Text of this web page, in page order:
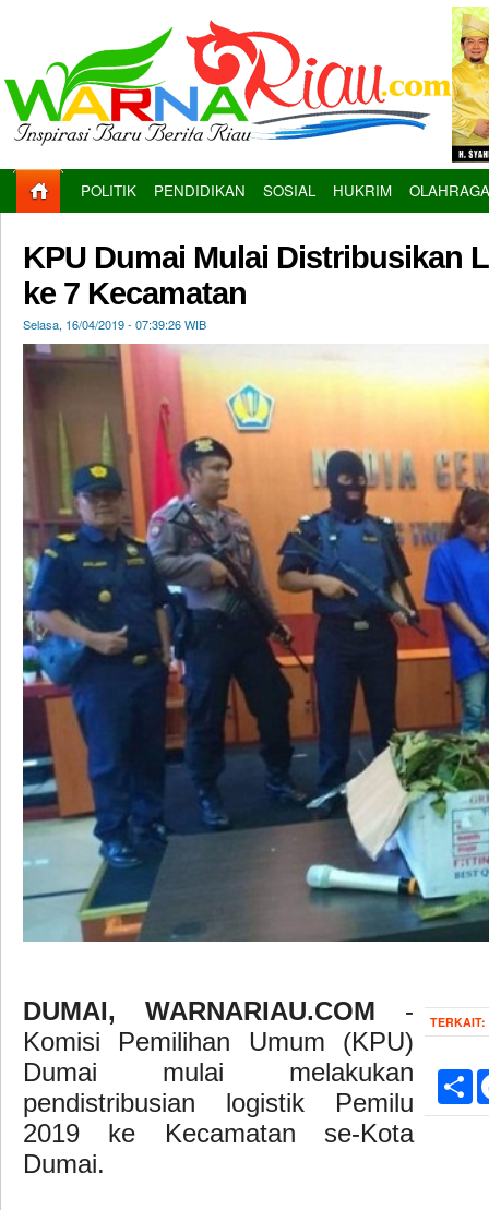
POLITIK PENDIDIKAN SOSIAL HUKRIM OLAHRAGA
KPU Dumai Mulai Distribusikan
ke 7 Kecamatan
Selasa, 16/04/2019 - 07:39:26 WIB
TERKAIT:
DUMAI, WARNARIAU.COM -
Komisi Pemilihan Umum (KPU)
Dumai mulai melakukan
pendistribusian logistik Pemilu
2019 ke Kecamatan se-Kota
Dumai.